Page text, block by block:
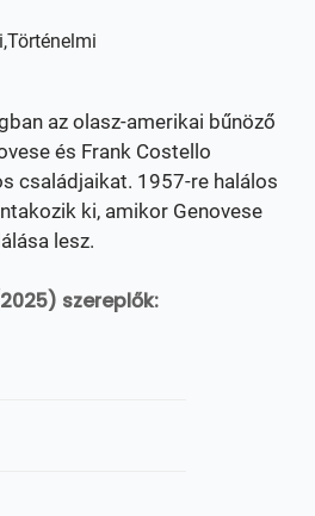
az olasz-amerikai bűnöző
és Frank Costello
családjaikat. 1957-re halálos
ki, amikor Genovese
lesz.
szereplők: